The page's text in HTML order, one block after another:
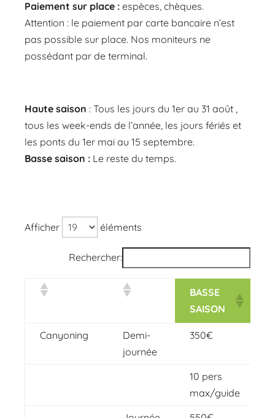
Paiement sur place : espèces, chèques.
Attention : le paiement par carte bancaire n’est
pas possible sur place. Nos moniteurs ne
possédant par de terminal.
Haute saison :Tous les jours du 1er au31 août
tous les week-ends de l’année , les jours fériés et
les ponts du 1er mai au 15 septembre.
Basse saison : Le reste du temps.
Afficher éléments
Rechercher:
BASSE
SAISON
Canyoning
Demi-
journée
350€
10 pers
max/guide